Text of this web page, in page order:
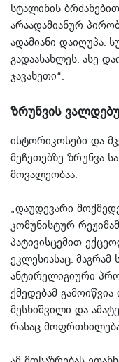
სტალინის
არაადამიანურ
ადამიანი დაიღუპა.
გადაასახლეს. ასე
ჯავახეთი“.
ზრუნვის
ისტორიკოსები და
მეჩეთებზე ზრუნვა
მოვალეობაა.
„დაუდევარი
კომუნისტურ
პატივისცემით
ეკლესიასაც.
ანტირელიგიური
ქმედებამ
მესხიშვილი და
რასაც